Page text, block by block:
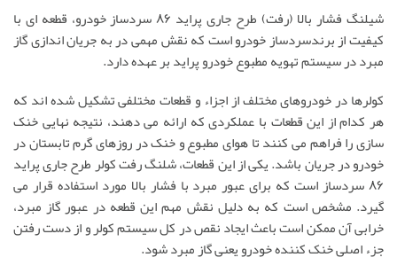
شیلنگ فشار بالا (رفت) طرح جاری پراید 86 سردساز خودرو، قطعه ای با
کیفیت از برندسردساز خودرو است که نقش مهمی در به جریان اندازی گاز
مبرد در سیستم تهویه مطبوع خودرو پراید بر عهده دارد.
کولرها در خودروهای مختلف از اجزاء و قطعات مختلفی تشکیل شده اند که
هر کدام از این قطعات با عملکردی که ارائه می دهند، نتیجه نهایی خنک
سازی را فراهم می کنند تا هوای مطبوع و خنک در روزهای گرم تابستان در
خودرو در جریان باشد. یکی از این قطعات، شلنگ رفت کولر طرح جاری پراید
86 سردساز است که برای عبور مبرد با فشار بالا مورد استفاده قرار می
گیرد. مشخص است که به دلیل نقش مهم این قطعه در عبور گاز مبرد،
خرابی آن ممکن است باعث ایجاد نقص در کل سیستم کولر و از دست رفتن
جزء اصلی خنک کننده خودرو یعنی گاز مبرد شود.